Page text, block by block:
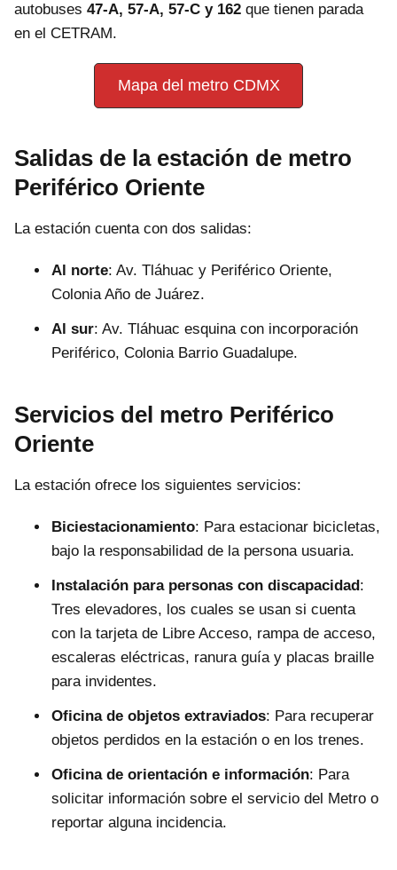
autobuses 47-A, 57-A, 57-C y 162 que tienen parada
en el CETRAM.
Mapa del metro CDMX
Salidas de la estación de metro
Periférico Oriente
La estación cuenta con dos salidas:
Al norte: Av. Tláhuac y Periférico Oriente,
Colonia Año de Juárez.
Al sur: Av. Tláhuac esquina con incorporación
Periférico, Colonia Barrio Guadalupe.
Servicios del metro Periférico
Oriente
La estación ofrece los siguientes servicios:
Biciestacionamiento: Para estacionar bicicletas,
bajo la responsabilidad de la persona usuaria.
Instalación para personas con discapacidad:
Tres elevadores, los cuales se usan si cuenta
con la tarjeta de Libre Acceso, rampa de acceso,
escaleras eléctricas, ranura guía y placas braille
para invidentes.
Oficina de objetos extraviados: Para recuperar
objetos perdidos en la estación o en los trenes.
Oficina de orientación e información: Para
solicitar información sobre el servicio del Metro o
reportar alguna incidencia.